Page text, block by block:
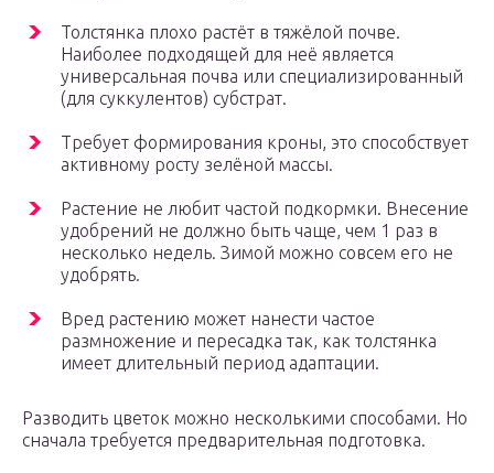
Толстянка плохо растёт в тяжёлой почве.
Наиболее подходящей для неё является
универсальная почва или специализированный
(для суккулентов) субстрат.
Требует формирования кроны, это способствует
активному росту зелёной массы.
Растение не любит частой подкормки. Внесение
удобрений не должно быть чаще, чем 1 раз в
несколько недель. Зимой можно совсем его не
удобрять.
Вред растению может нанести частое
размножение и пересадка так, как толстянка
имеет длительный период адаптации.
Разводить цветок можно несколькими способами. Но
сначала требуется предварительная подготовка.